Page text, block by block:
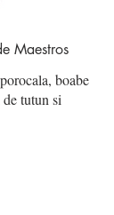
Maestros
boabe
tutun si